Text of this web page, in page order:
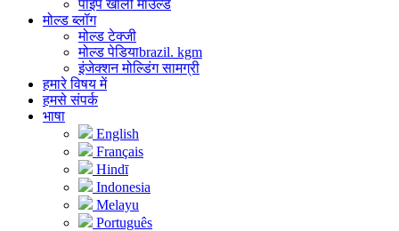
पाइप खाली माउल्ड
मोल्ड ब्लॉग
मोल्ड टेक्जी
मोल्ड पेडियाbrazil. kgm
इंजेक्शन मोल्डिंग सामग्री
हमारे विषय में
हमसे संपर्क
भाषा
English
Français
Hindī
Indonesia
Melayu
Português